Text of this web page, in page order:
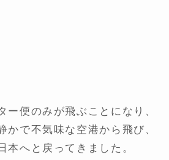
ー便のみが飛ぶことになり、
かで不気味な空港から飛び、
本へと戻ってきました。